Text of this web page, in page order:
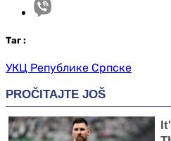
Таг :
УКЦ Републике Српске